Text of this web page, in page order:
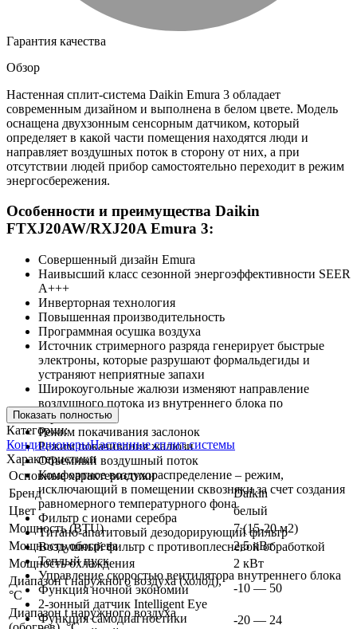
Гарантия качества
Обзор
Настенная сплит-система Daikin Emura 3 обладает
современным дизайном и выполнена в белом цвете. Модель
оснащена двухзонным сенсорным датчиком, который
определяет в какой части помещения находятся люди и
направляет воздушных поток в сторону от них, а при
отсутствии людей прибор самостоятельно переходит в режим
энергосбережения.
Особенности и преимущества Daikin
FTXJ20AW/RXJ20A Emura 3:
Совершенный дизайн Emura
Наивысший класс сезонной энергоэффективности SEER
А+++
Инверторная технология
Повышенная производительность
Программная осушка воздуха
Источник стримерного разряда генерирует быстрые
электроны, которые разрушают формальдегиды и
устраняют неприятные запахи
Широкоугольные жалюзи изменяют направление
воздушного потока из внутреннего блока по
горизонтали
Режим покачивания заслонок
Режим покачивания жалюзи
Объемный воздушный поток
Комфортное воздухораспределение – режим,
исключающий в помещении сквозняки за счет создания
равномерного температурного фона
Фильтр с ионами серебра
Титано-апатитовый дезодорирующий фильтр
Воздушный фильтр с противоплесневой обработкой
Теплый пуск
Управление скоростью вентилятора внутреннего блока
Функция ночной экономии
2-зонный датчик Intelligent Eye
Функция самодиагностики
Показать полностью
Категории:
КондиционерыНастенные сплит системы
Характеристики
Основные характеристики
Бренд
Daikin
Цвет
белый
Мощность (BTU)
7 (15-20 м2)
Мощность обогрева
2,5 кВт
Мощность охлаждения
2 кВт
Диапазон t наружного воздуха (холод),
°C
-10 — 50
Диапазон t наружного воздуха
-20 — 24